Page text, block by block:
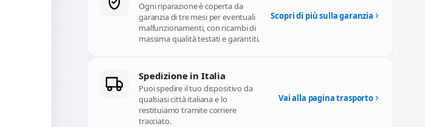
Ogni riparazione è coperta da
garanzia di tre mesi per eventuali
malfunzionamenti, con ricambi di
massima qualità testati e garantiti.
Scopri di più sulla garanzia
Spedizione in Italia
Puoi spedire il tuo dispositivo da
qualsiasi città italiana e lo
restituiamo tramite corriere
tracciato.
Vai alla pagina trasporto